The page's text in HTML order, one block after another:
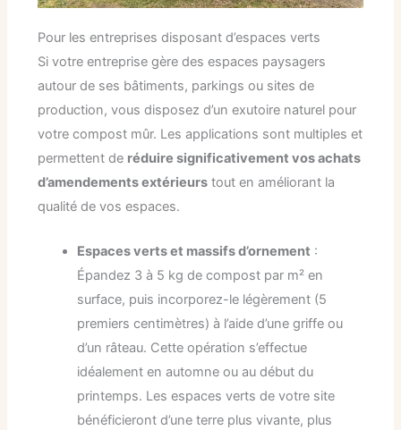
Pour les entreprises disposant d’espaces verts
Si votre entreprise gère des espaces paysagers
autour de ses bâtiments, parkings ou sites de
production, vous disposez d’un exutoire naturel pour
votre compost mûr. Les applications sont multiples et
permettent de réduire significativement vos achats
d’amendements extérieurs tout en améliorant la
qualité de vos espaces.
Espaces verts et massifs d’ornement :
Épandez 3 à 5 kg de compost par m² en
surface, puis incorporez-le légèrement (5
premiers centimètres) à l’aide d’une griffe ou
d’un râteau. Cette opération s’effectue
idéalement en automne ou au début du
printemps. Les espaces verts de votre site
bénéficieront d’une terre plus vivante, plus